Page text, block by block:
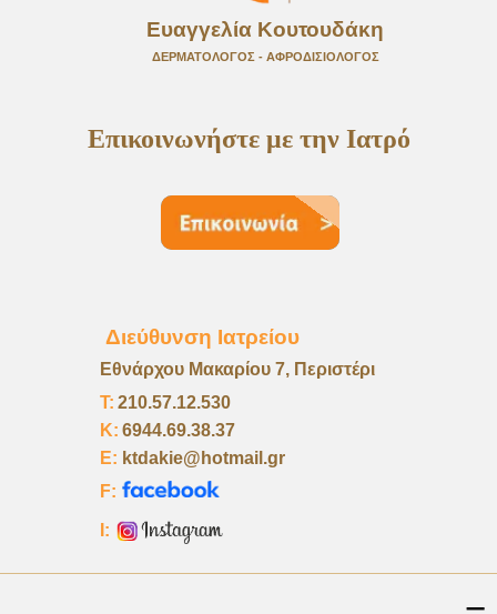
Ευαγγελία Κουτουδάκη
ΔΕΡΜΑΤΟΛΟΓΟΣ - ΑΦΡΟΔΙΣΙΟΛΟΓΟΣ
Επικοινωνήστε με την Ιατρό
Διεύθυνση Ιατρείου
Εθνάρχου Μακαρίου 7, Περιστέρι
Τ: 210.57.12.530
K: 6944.69.38.37
E: ktdakie@hotmail.gr
F:
I: